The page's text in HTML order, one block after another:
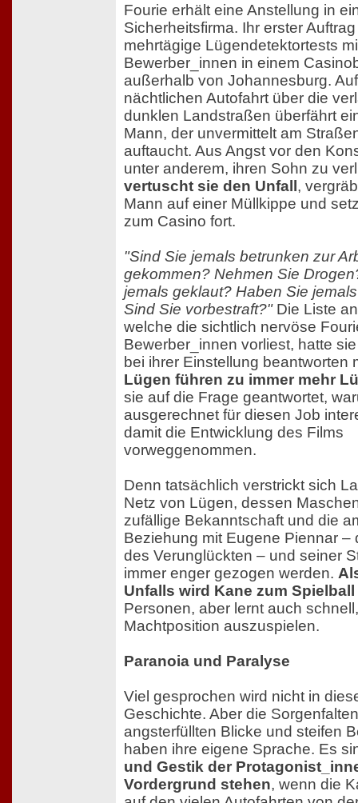
Fourie erhält eine Anstellung in
Sicherheitsfirma. Ihr erster
mehrtägige Lügendetektortests
Bewerber_innen in einem
außerhalb von Johannesburg.
nächtlichen Autofahrt über die
dunklen Landstraßen überfährt
Mann, der unvermittelt am
auftaucht. Aus Angst vor den
unter anderem, ihren Sohn zu
vertuscht sie den Unfall,
Mann auf einer Müllkippe und
zum Casino fort.
"Sind Sie jemals betrunken zur
gekommen? Nehmen Sie
jemals geklaut? Haben Sie
Sind Sie vorbestraft?"Die Liste
welche die sichtlich nervöse
Bewerber_innen vorliest, hatte
bei ihrer Einstellung beantworten
Lügen führen zu immer mehr
sie auf die Frage geantwortet,
ausgerechnet für diesen Job
damit die Entwicklung des Films
vorweggenommen.
Denn tatsächlich verstrickt sich
Netz von Lügen, dessen
zufällige Bekanntschaft und die
Beziehung mit Eugene Piennar –
des Verunglückten – und seiner
immer enger gezogen werden.
Unfalls wird Kane zum Spielball
Personen, aber lernt auch
Machtposition auszuspielen.
Paranoia und Paralyse
Viel gesprochen wird nicht in
Geschichte. Aber die
angsterfüllten Blicke und steifen
haben ihre eigene Sprache. Es
und Gestik der
Vordergrund stehen, wenn die